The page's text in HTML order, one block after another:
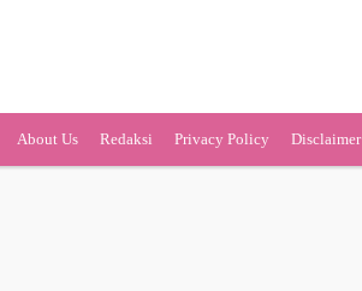
About Us Redaksi Privacy Policy Disclaimer